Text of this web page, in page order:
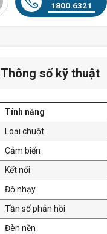
1800.6321
Thông số kỹ thuật
Tính năng
Loại chuột
Cảm biến
Kết nối
Độ nhạy
Tần số phản hồi
Đèn nền